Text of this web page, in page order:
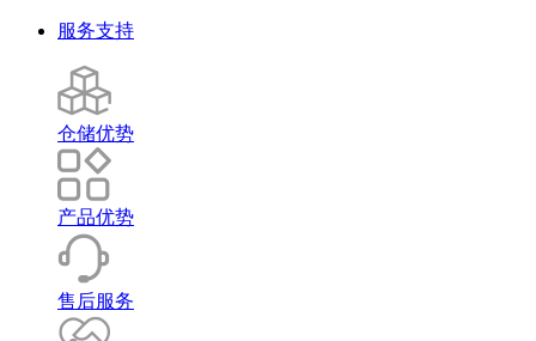
服务支持
仓储优势
产品优势
售后服务